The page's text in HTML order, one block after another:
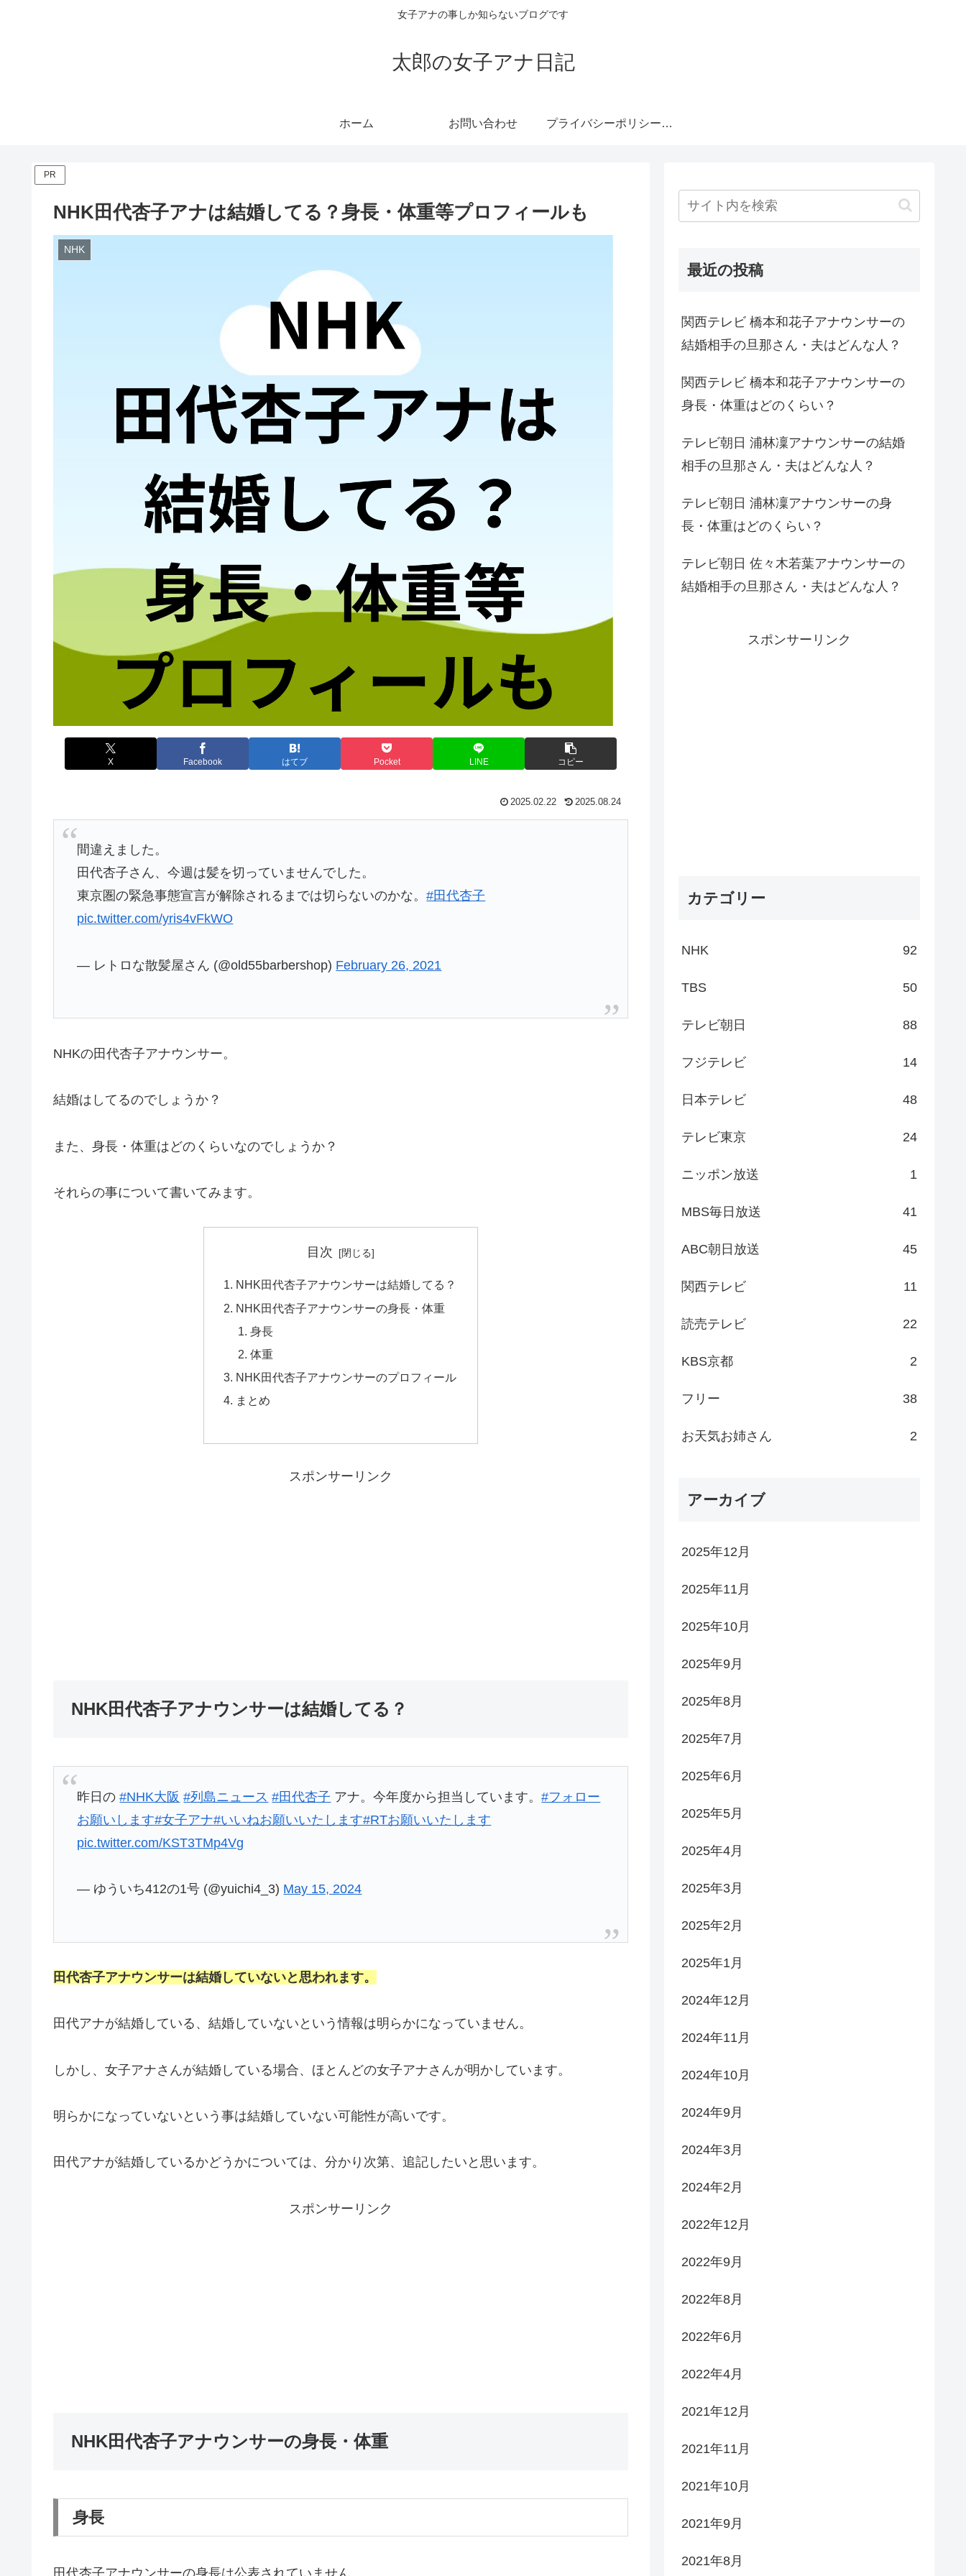
女子アナの事しか知らないブログです
太郎の女子アナ日記
ホーム お問い合わせ プライバシーポリシー・運営者情報
PR
NHK田代杏子アナは結婚してる？身長・体重等プロフィールも
NHK
X Facebook はてブ Pocket LINE コピー
2025.02.22 2025.08.24
間違えました。
田代杏子さん、今週は髪を切っていませんでした。
東京圏の緊急事態宣言が解除されるまでは切らないのかな。#田代杏子
pic.twitter.com/yris4vFkWO
— レトロな散髪屋さん (@old55barbershop) February 26, 2021
NHKの田代杏子アナウンサー。
結婚はしてるのでしょうか？
また、身長・体重はどのくらいなのでしょうか？
それらの事について書いてみます。
目次
NHK田代杏子アナウンサーは結婚してる？
NHK田代杏子アナウンサーの身長・体重
身長
体重
NHK田代杏子アナウンサーのプロフィール
まとめ
スポンサーリンク
NHK田代杏子アナウンサーは結婚してる？
昨日の#NHK大阪 #列島ニュース #田代杏子 アナ。今年度から担当しています。#フォロー
お願いします#女子アナ#いいねお願いいたします#RTお願いいたします
pic.twitter.com/KST3TMp4Vg
— ゆういち412の1号 (@yuichi4_3) May 15, 2024
田代杏子アナウンサーは結婚していないと思われます。
田代アナが結婚している、結婚していないという情報は明らかになっていません。
しかし、女子アナさんが結婚している場合、ほとんどの女子アナさんが明かしています。
明らかになっていないという事は結婚していない可能性が高いです。
田代アナが結婚しているかどうかについては、分かり次第、追記したいと思います。
スポンサーリンク
NHK田代杏子アナウンサーの身長・体重
身長
最近の投稿
関西テレビ 橋本和花子アナウンサーの
結婚相手の旦那さん・夫はどんな人？
関西テレビ 橋本和花子アナウンサーの
身長・体重はどのくらい？
テレビ朝日 浦林凜アナウンサーの結婚
相手の旦那さん・夫はどんな人？
テレビ朝日 浦林凜アナウンサーの身
長・体重はどのくらい？
テレビ朝日 佐々木若葉アナウンサーの
結婚相手の旦那さん・夫はどんな人？
スポンサーリンク
カテゴリー
NHK 92
TBS 50
テレビ朝日 88
フジテレビ 14
日本テレビ 48
テレビ東京 24
ニッポン放送 1
MBS毎日放送 41
ABC朝日放送 45
関西テレビ 11
読売テレビ 22
KBS京都 2
フリー 38
お天気お姉さん 2
アーカイブ
2025年12月
2025年11月
2025年10月
2025年9月
2025年8月
2025年7月
2025年6月
2025年5月
2025年4月
2025年3月
2025年2月
2025年1月
2024年12月
2024年11月
2024年10月
2024年9月
2024年3月
2024年2月
2022年12月
2022年9月
2022年8月
2022年6月
2022年4月
2021年12月
2021年11月
2021年10月
2021年9月
2021年8月